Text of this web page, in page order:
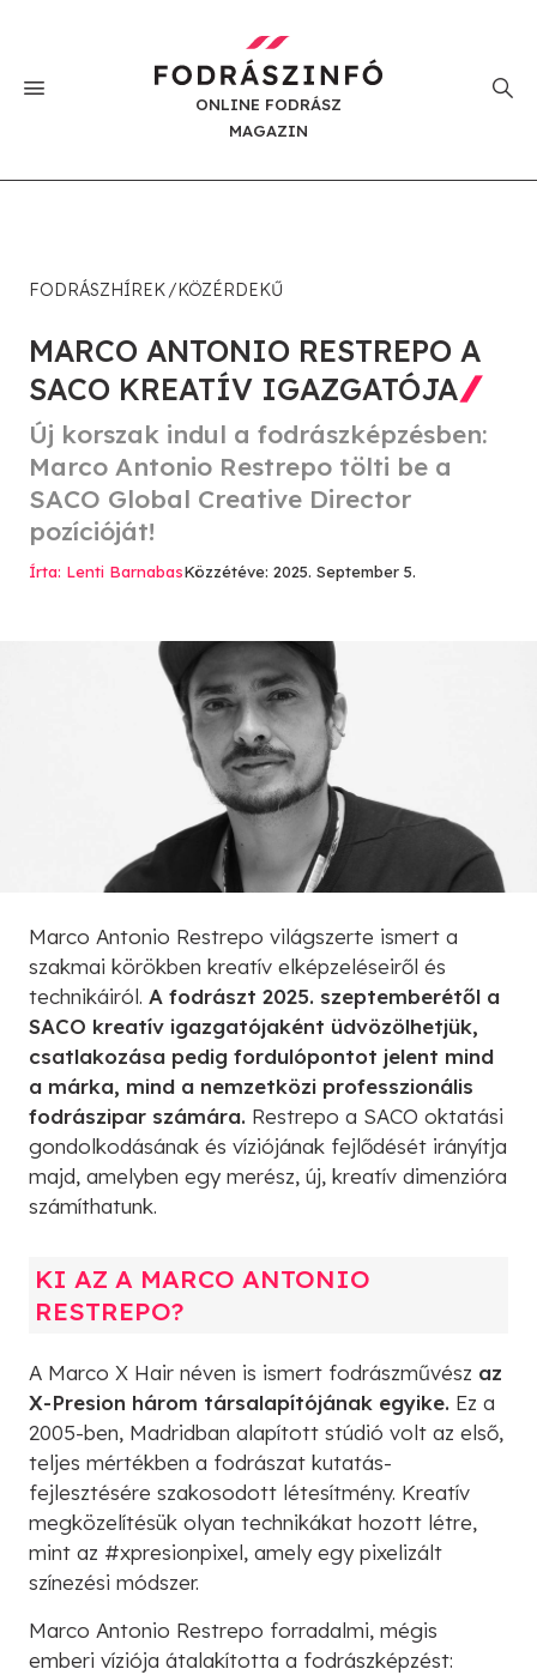
ONLINE FODRÁSZ
MAGAZIN
FODRÁSZHÍREK KÖZÉRDEKŰ
MARCO ANTONIO RESTREPO A
SACO KREATÍV IGAZGATÓJA
Új korszak indul a fodrászképzésben:
Marco Antonio Restrepo tölti be a
SACO Global Creative Director
pozícióját!
Írta: Lenti BarnabasKözzétéve: 2025. September 5.
Marco Antonio Restrepo világszerte ismert a
szakmai körökben kreatív elképzeléseiről és
technikáiról. A fodrászt 2025. szeptemberétől a
SACO kreatív igazgatójaként üdvözölhetjük,
csatlakozása pedig fordulópontot jelent mind
a márka, mind a nemzetközi professzionális
fodrászipar számára. Restrepo a SACO oktatási
gondolkodásának és víziójának fejlődését irányítja
majd, amelyben egy merész, új, kreatív dimenzióra
számíthatunk.
KI AZ A MARCO ANTONIO
RESTREPO?
A Marco X Hair néven is ismert fodrászművész az
X-Presion három társalapítójának egyike. Ez a
2005-ben, Madridban alapított stúdió volt az első,
teljes mértékben a fodrászat kutatás-
fejlesztésére szakosodott létesítmény. Kreatív
megközelítésük olyan technikákat hozott létre,
mint az #xpresionpixel, amely egy pixelizált
színezési módszer.
Marco Antonio Restrepo forradalmi, mégis
emberi víziója átalakította a fodrászképzést: